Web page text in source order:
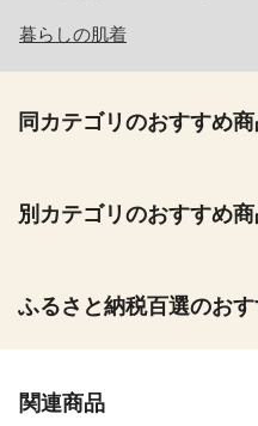
暮らしの肌着
同カテゴリのおすすめ
別カテゴリのおすすめ
ふるさと納税百選のお
関連商品